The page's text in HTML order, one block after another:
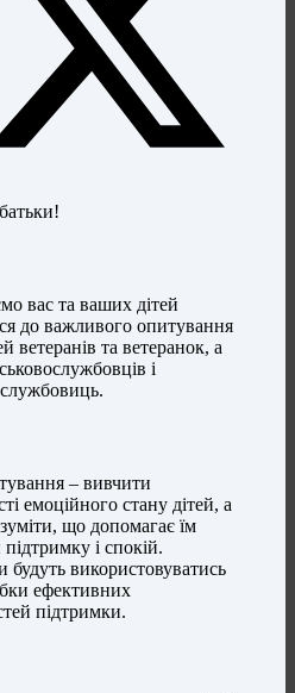
вас та ваших дітей
до важливого опитування
ветеранів та ветеранок, а
і
– вивчити
емоційного стану дітей, а
що допомагає їм
підтримку і спокій.
будуть використовуватись
ефективних
підтримки.